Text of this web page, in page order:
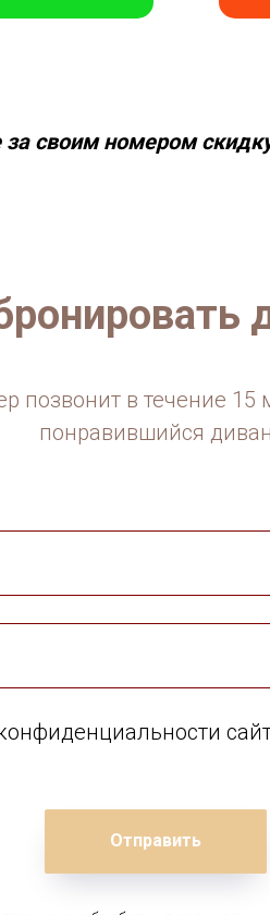
за своим номером
в течение 15
понравившийся диван
Отправить